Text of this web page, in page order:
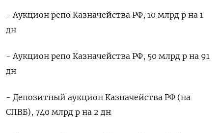
- Аукцион репо Казначейства РФ, 10 млрд р на 1
дн
- Аукцион репо Казначейства РФ, 50 млрд р на 91
дн
- Депозитный аукцион Казначейства РФ (на
СПВБ), 740 млрд р на 2 дн